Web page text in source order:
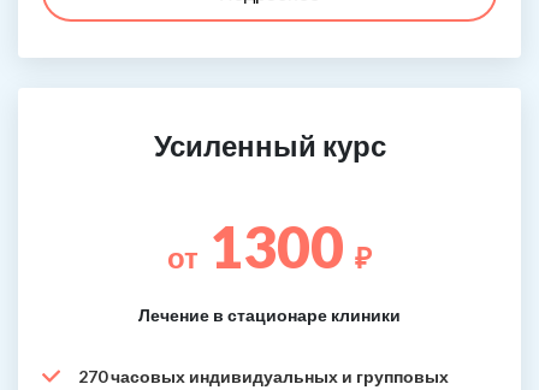
Усиленный курс
от 1300 ₽
Лечение в стационаре клиники
270 часовых индивидуальных и групповых